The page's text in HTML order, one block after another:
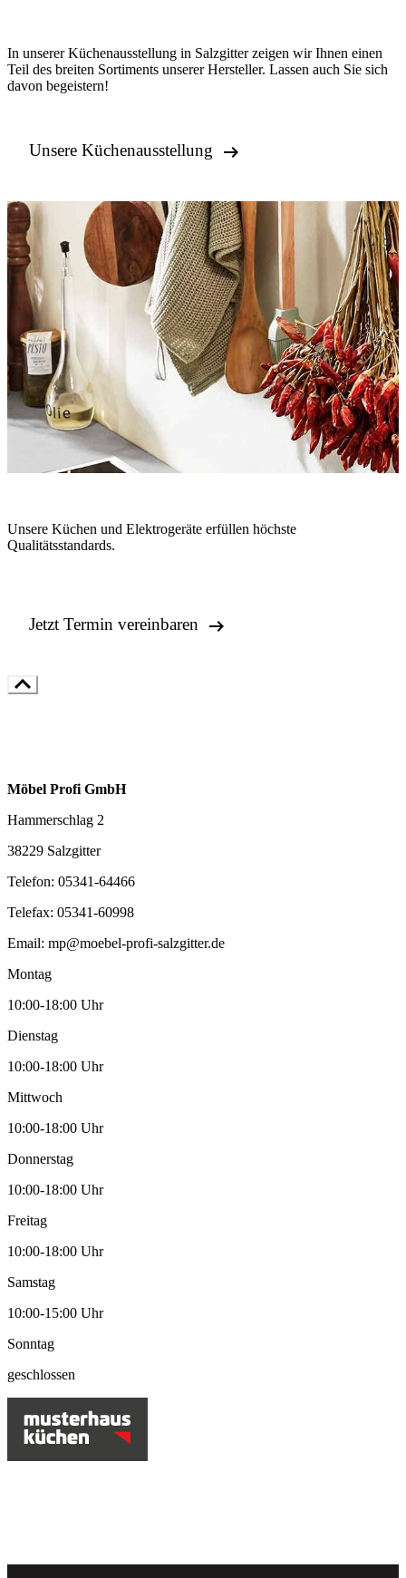
In unserer Küchenausstellung in Salzgitter zeigen wir Ihnen einen
Teil des breiten Sortiments unserer Hersteller. Lassen auch Sie sich
davon begeistern!
Unsere Küchenausstellung 
Unsere Küchen und Elektrogeräte erfüllen höchste
Qualitätsstandards.
Jetzt Termin vereinbaren 
Möbel Profi GmbH
Hammerschlag 2
38229 Salzgitter
Telefon: 05341-64466
Telefax: 05341-60998
Email: mp@moebel-profi-salzgitter.de
Montag
10:00-18:00 Uhr
Dienstag
10:00-18:00 Uhr
Mittwoch
10:00-18:00 Uhr
Donnerstag
10:00-18:00 Uhr
Freitag
10:00-18:00 Uhr
Samstag
10:00-15:00 Uhr
Sonntag
geschlossen